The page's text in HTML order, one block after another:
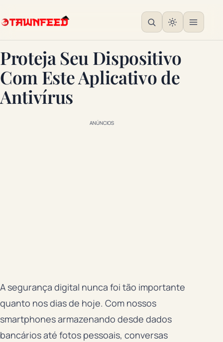
Proteja Seu Dispositivo
Com Este Aplicativo de
Antivírus
ANÚNCIOS
A segurança digital nunca foi tão importante
quanto nos dias de hoje. Com nossos
smartphones armazenando desde dados
bancários até fotos pessoais, conversas